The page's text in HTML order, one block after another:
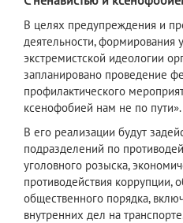
В целях предупреждения и
деятельности, формирования
экстремистской идеологии
запланировано проведение
профилактического
ксенофобией нам не по пути».
В его реализации будут
подразделений по
уголовного розыска,
противодействия коррупции,
общественного порядка,
внутренних дел на